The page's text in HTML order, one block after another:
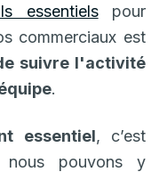
essentielspour
commerciaux est
suivre l'activité
.
essentiel, c’est
nous pouvons y